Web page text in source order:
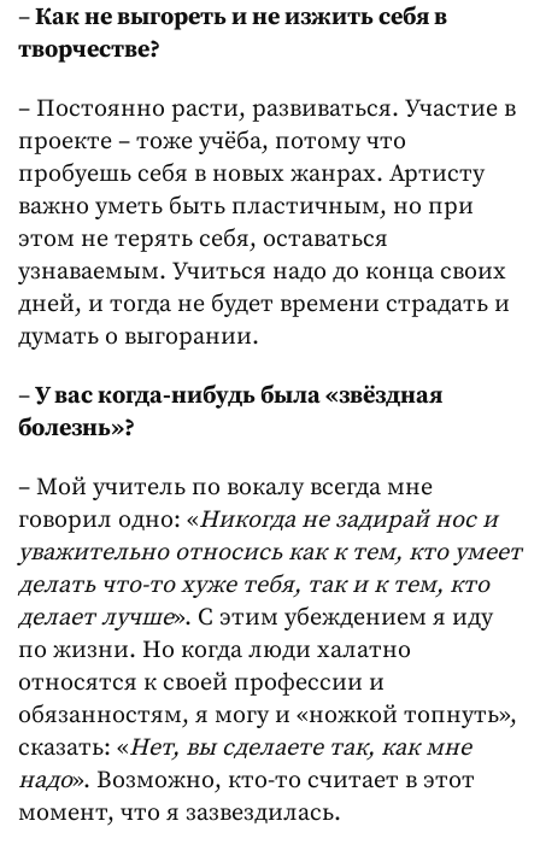
–Как не выгореть и не изжить себя в
творчестве?
– Постоянно расти, развиваться. Участие в
проекте – тоже учёба, потому что
пробуешь себя в новых жанрах. Артисту
важно уметь быть пластичным, но при
этом не терять себя, оставаться
узнаваемым. Учиться надо до конца своих
дней, и тогда не будет времени страдать и
думать о выгорании.
–У вас когда-нибудь была «звёздная
болезнь»?
– Мой учитель по вокалу всегда мне
говорил одно: «Никогда не задирай нос и
уважительно относись как к тем, кто умеет
делать что-то хуже тебя, так и к тем, кто
делает лучше». С этим убеждением я иду
по жизни. Но когда люди халатно
относятся к своей профессии и
обязанностям, я могу и «ножкой топнуть»,
сказать: «Нет, вы сделаете так, как мне
надо». Возможно, кто-то считает в этот
момент, что я зазвездилась.